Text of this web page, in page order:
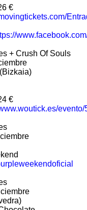
€
+ Crush Of Souls
€